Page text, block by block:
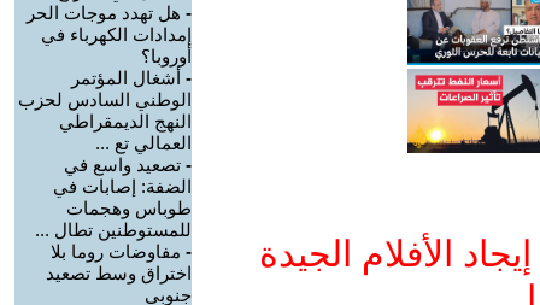
الأفلام الجيدة
- هل تهدد موجات الحر
إمدادات الكهرباء في
أوروبا؟
- أشغال المؤتمر
الوطني السادس لحزب
النهج الديمقراطي
العمالي تع ...
- تصعيد واسع في
الضفة: إصابات في
طوباس وهجمات
للمستوطنين تطال ...
- مفاوضات روما بلا
اختراق وسط تصعيد
جنوبي